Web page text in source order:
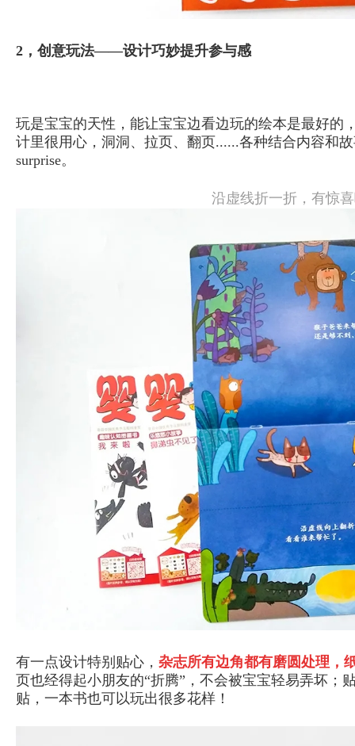
2，创意玩法——设计巧妙提升参与感
玩是宝宝的天性，能让宝宝边看边玩的绘本是最好的
计里很用心，洞洞、拉页、翻页......各种结合内容和
surprise。
沿虚线折一折，有惊
有一点设计特别贴心， 杂志所有边角都有磨圆处理，
页也经得起小朋友的“折腾”，不会被宝宝轻易弄坏；
贴，一本书也可以玩出很多花样！